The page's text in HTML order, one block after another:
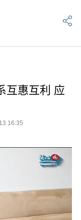
互惠互利 应
16:35